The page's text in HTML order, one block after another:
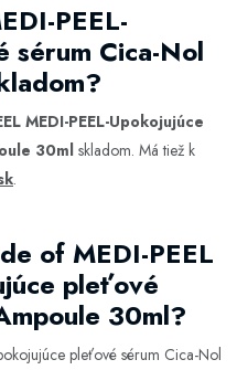
PEEL-
sérum Cica-Nol
MEDI-PEEL-Upokojujúce
30ml skladom. Má tiež k
.
of MEDI-PEEL
pleťové
30ml?
pleťové sérum Cica-Nol